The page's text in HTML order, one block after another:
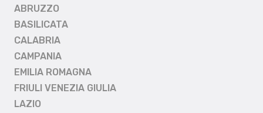
ABRUZZO
BASILICATA
CALABRIA
CAMPANIA
EMILIA ROMAGNA
FRIULI VENEZIA GIULIA
LAZIO